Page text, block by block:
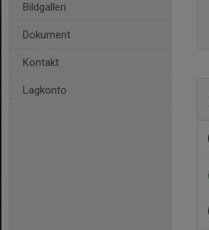
Bildgalleri
Dokument
Kontakt
Lagkonto